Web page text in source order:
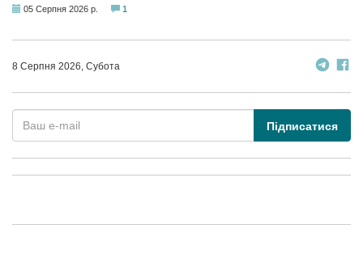
05 Серпня 2026 р. 1
8 Серпня 2026, Субота
Підписатися